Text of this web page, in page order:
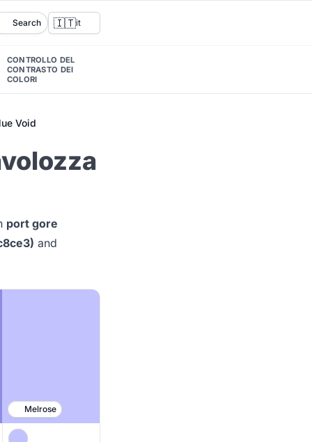
Search 🇮🇹it
CONTROLLO DEL
CONTRASTO DEI
COLORI
Void
port gore
and
Melrose